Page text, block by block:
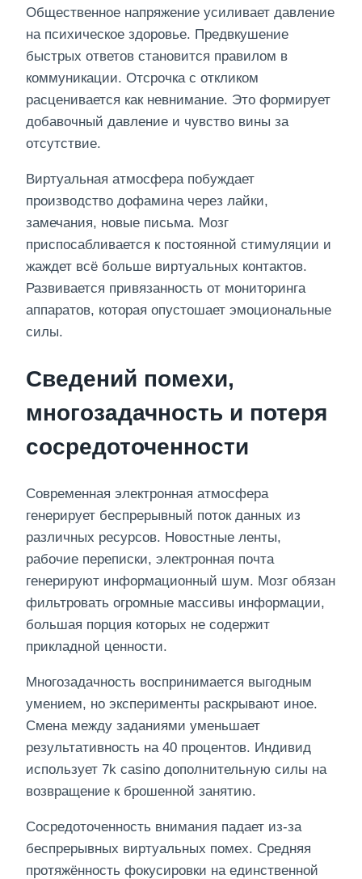
Общественное напряжение усиливает давление
на психическое здоровье. Предвкушение
быстрых ответов становится правилом в
коммуникации. Отсрочка с откликом
расценивается как невнимание. Это формирует
добавочный давление и чувство вины за
отсутствие.
Виртуальная атмосфера побуждает
производство дофамина через лайки,
замечания, новые письма. Мозг
приспосабливается к постоянной стимуляции и
жаждет всё больше виртуальных контактов.
Развивается привязанность от мониторинга
аппаратов, которая опустошает эмоциональные
силы.
Сведений помехи,
многозадачность и потеря
сосредоточенности
Современная электронная атмосфера
генерирует беспрерывный поток данных из
различных ресурсов. Новостные ленты,
рабочие переписки, электронная почта
генерируют информационный шум. Мозг обязан
фильтровать огромные массивы информации,
большая порция которых не содержит
прикладной ценности.
Многозадачность воспринимается выгодным
умением, но эксперименты раскрывают иное.
Смена между заданиями уменьшает
результативность на 40 процентов. Индивид
использует 7k casino дополнительную силы на
возвращение к брошенной занятию.
Сосредоточенность внимания падает из-за
беспрерывных виртуальных помех. Средняя
протяжённость фокусировки на единственной